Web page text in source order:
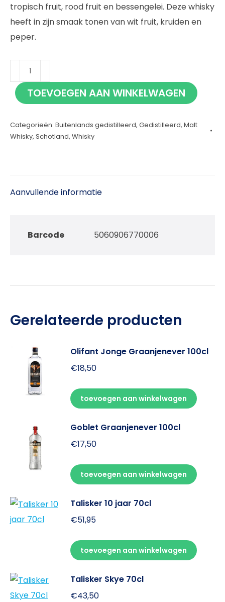
tropisch fruit, rood fruit en bessengelei. Deze whisky
heeft in zijn smaak tonen van wit fruit, kruiden en
peper.
Clydeside
Stobcross
70cl TOEVOEGEN AAN WINKELWAGEN
Categorieën: Buitenlands gedistilleerd, Gedistilleerd, Malt
Whisky, Schotland, Whisky
Aanvullende informatie
Barcode 5060906770006
Gerelateerde producten
Olifant Jonge Graanjenever 100cl
€18,50
toevoegen aan winkelwagen
Goblet Graanjenever 100cl
€17,50
toevoegen aan winkelwagen
Talisker 10 jaar 70cl
€51,95
toevoegen aan winkelwagen
Talisker Skye 70cl
€43,50